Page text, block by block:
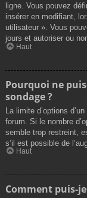
ligne. Vous pouvez
insérer en modifiant,
utilisateur ». Vous
jours et autoriser ou
Haut
Pourquoi ne
sondage ?
La limite d’options
forum. Si le nombre
semble trop restreint,
s’il est possible de
Haut
Comment puis-